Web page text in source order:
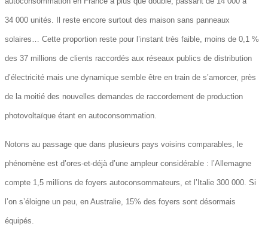
34 000 unités. Il reste encore surtout des maison sans panneaux
solaires… Cette proportion reste pour l’instant très faible, moins de 0,1 %
des 37 millions de clients raccordés aux réseaux publics de distribution
d’électricité mais une dynamique semble être en train de s’amorcer, près
de la moitié des nouvelles demandes de raccordement de production
photovoltaïque étant en autoconsommation.
Notons au passage que dans plusieurs pays voisins comparables, le
phénomène est d’ores-et-déjà d’une ampleur considérable : l’Allemagne
compte 1,5 millions de foyers autoconsommateurs, et l’Italie 300 000. Si
l’on s’éloigne un peu, en Australie, 15% des foyers sont désormais
équipés.